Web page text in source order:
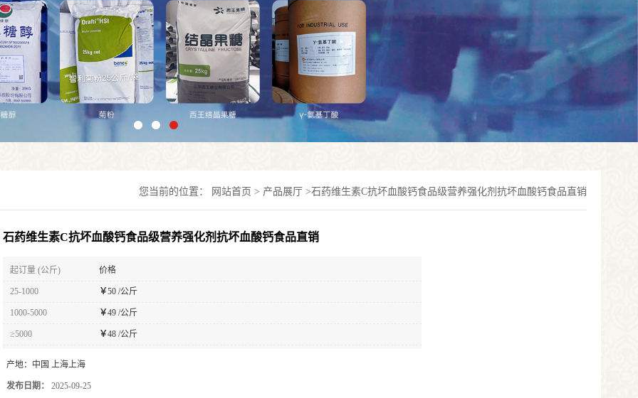
您当前的位置： 网站首页 > 产品展厅 >石药维生素C抗坏血酸钙食品级营养强化剂抗坏血酸钙食品直销
石药维生素C抗坏血酸钙食品级营养强化剂抗坏血酸钙食品直销
起订量 (公斤) 价格
25-1000 ￥50 /公斤
1000-5000 ￥49 /公斤
≥5000 ￥48 /公斤
产地： 中国 上海上海
发布日期： 2025-09-25